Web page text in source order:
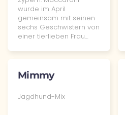
wurde im April
gemeinsam mit seinen
sechs Geschwistern von
einer tierlieben Frau…
Mimmy
Jagdhund-Mix